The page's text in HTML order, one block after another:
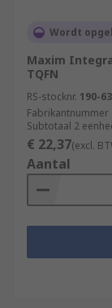
Wordt
Maxim
TQFN
RS-stocknr. 190-
Fabrikantnummer
Subtotaal 2
€ 22,37(excl.
Aantal